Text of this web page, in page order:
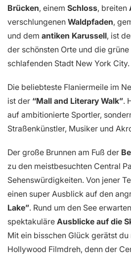
Brücken, einem Schloss, breiten
verschlungenen Waldpfaden,
und dem antiken Karussell, ist
der schönsten Orte und die
schlafenden Stadt New York City.
Die beliebteste Flaniermeile im
ist der “Mall and Literary Walk”.
auf ambitionierte Sportler,
Straßenkünstler, Musiker und
Der große Brunnen am Fuß der
zu den meistbesuchten Central
Sehenswürdigkeiten. Von jener
einen super Ausblick auf den
Lake”. Rund um den See
spektakuläre Ausblicke auf die
Mit ein bisschen Glück gerätst du
Hollywood Filmdreh, denn der